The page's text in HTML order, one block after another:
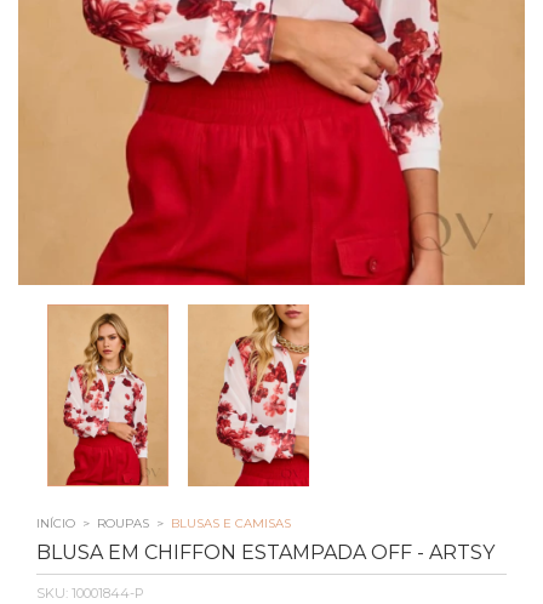
INÍCIO > ROUPAS > BLUSAS E CAMISAS
BLUSA EM CHIFFON ESTAMPADA OFF - ARTSY
SKU: 10001844-P